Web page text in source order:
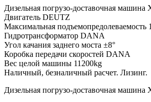
Дизельная погрузо-доставочная
Двигатель DEUTZ
Максимальная подъемопредолеваемость
Гидротрансформатор DANA
Угол качания заднего моста ±8°
Коробка передачи скоростей DANA
Вес целой машины 11200kg
Наличный, безналичный расчет. Лизинг.
Дизельная погрузо-доставочная